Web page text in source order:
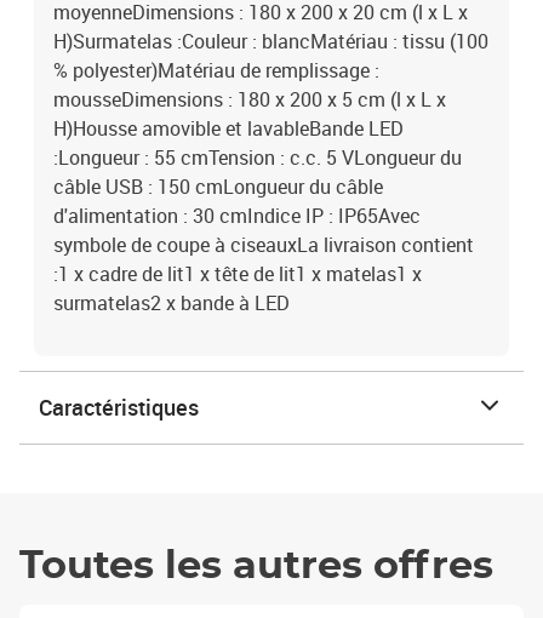
moyenneDimensions : 180 x 200 x 20 cm (l x L x
H)Surmatelas :Couleur : blancMatériau : tissu (100
% polyester)Matériau de remplissage :
mousseDimensions : 180 x 200 x 5 cm (l x L x
H)Housse amovible et lavableBande LED
:Longueur : 55 cmTension : c.c. 5 VLongueur du
câble USB : 150 cmLongueur du câble
d'alimentation : 30 cmIndice IP : IP65Avec
symbole de coupe à ciseauxLa livraison contient
:1 x cadre de lit1 x tête de lit1 x matelas1 x
surmatelas2 x bande à LED
Caractéristiques
Toutes les autres offres